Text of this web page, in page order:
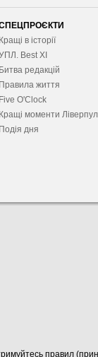
Кращі в історії
Best XІ
Битва редакцій
Правила життя
Five O'Clock
Кращі моменти
Подія дня
правил